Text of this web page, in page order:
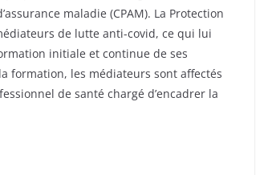
maladie (CPAM). La Protection
de lutte anti-covid, ce qui lui
initiale et continue de ses
formation, les médiateurs sont affectés
de santé chargé d’encadrer la